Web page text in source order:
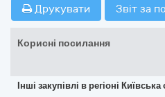
Друкувати Звіт за
Корисні посилання
Інші закупівлі в регіоні